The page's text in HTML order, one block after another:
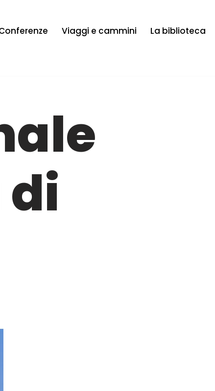
Viaggi e cammini
La biblioteca